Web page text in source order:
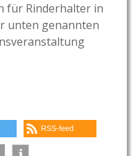
für Rinderhalter in
unten genannten
RSS-feed